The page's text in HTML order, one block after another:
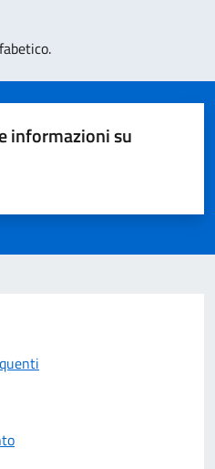
informazioni su